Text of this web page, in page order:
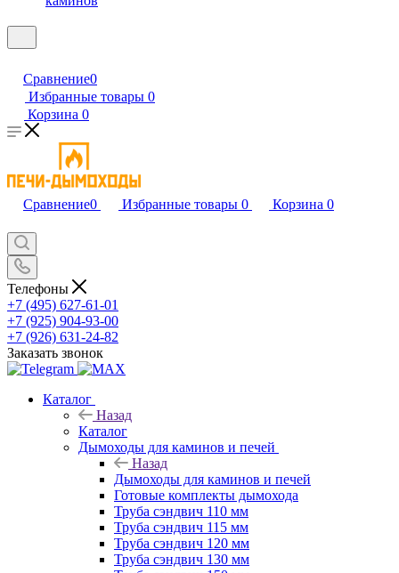
Сравнение0
Избранные товары 0
Корзина 0
Сравнение0 Избранные товары 0 Корзина 0
Телефоны
+7 (495) 627-61-01
+7 (925) 904-93-00
+7 (926) 631-24-82
Заказать звонок
Каталог
Назад
Каталог
Дымоходы для каминов и печей
Назад
Дымоходы для каминов и печей
Готовые комплекты дымохода
Труба сэндвич 110 мм
Труба сэндвич 115 мм
Труба сэндвич 120 мм
Труба сэндвич 130 мм